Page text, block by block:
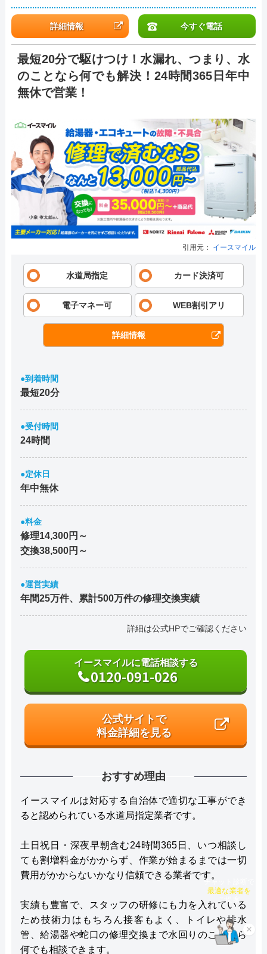
詳細情報 今すぐ電話
最短20分で駆けつけ！水漏れ、つまり、水
のことなら何でも解決！24時間365日年中
無休で営業！
引用元： イースマイル
水道局指定 カード決済可
電子マネー可 WEB割引アリ
詳細情報
●到着時間
最短20分
●受付時間
24時間
●定休日
年中無休
●料金
修理14,300円～
交換38,500円～
●運営実績
年間25万件、累計500万件の修理交換実績
詳細は公式HPでご確認ください
イースマイルに電話相談する
0120-091-026
公式サイトで
料金詳細を見る
おすすめ理由
イースマイルは対応する自治体で適切な工事ができ
ると認められている水道局指定業者です。
土日祝日・深夜早朝含む24時間365日、いつ相談し
ても割増料金がかからず、作業が始まるまでは一切
費用がかからないかなり信頼できる業者です。
実績も豊富で、スタッフの研修にも力を入れている
ため技術力はもちろん接客もよく、トイレや排水
管、給湯器や蛇口の修理交換まで水回りのことなら
何でも相談できます。
×
チャット診断で
最適な業者を
ご提案